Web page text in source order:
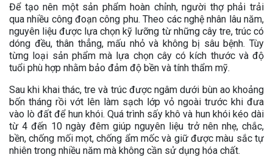
Để tạo nên một sản phẩm hoàn chỉnh, người thợ phải trải
qua nhiều công đoạn công phu. Theo các nghệ nhân lâu năm,
nguyên liệu được lựa chọn kỹ lưỡng từ những cây tre, trúc có
dóng đều, thân thẳng, mấu nhỏ và không bị sâu bệnh. Tùy
từng loại sản phẩm mà lựa chọn cây có kích thước và độ
tuổi phù hợp nhằm bảo đảm độ bền và tính thẩm mỹ.
Sau khi khai thác, tre và trúc được ngâm dưới bùn ao khoảng
bốn tháng rồi vớt lên làm sạch lớp vỏ ngoài trước khi đưa
vào lò đất để hun khói. Quá trình sấy khô và hun khói kéo dài
từ 4 đến 10 ngày đêm giúp nguyên liệu trở nên nhẹ, chắc,
bền, chống mối mọt, chống ẩm mốc và giữ được màu sắc tự
nhiên trong nhiều năm mà không cần sử dụng hóa chất.